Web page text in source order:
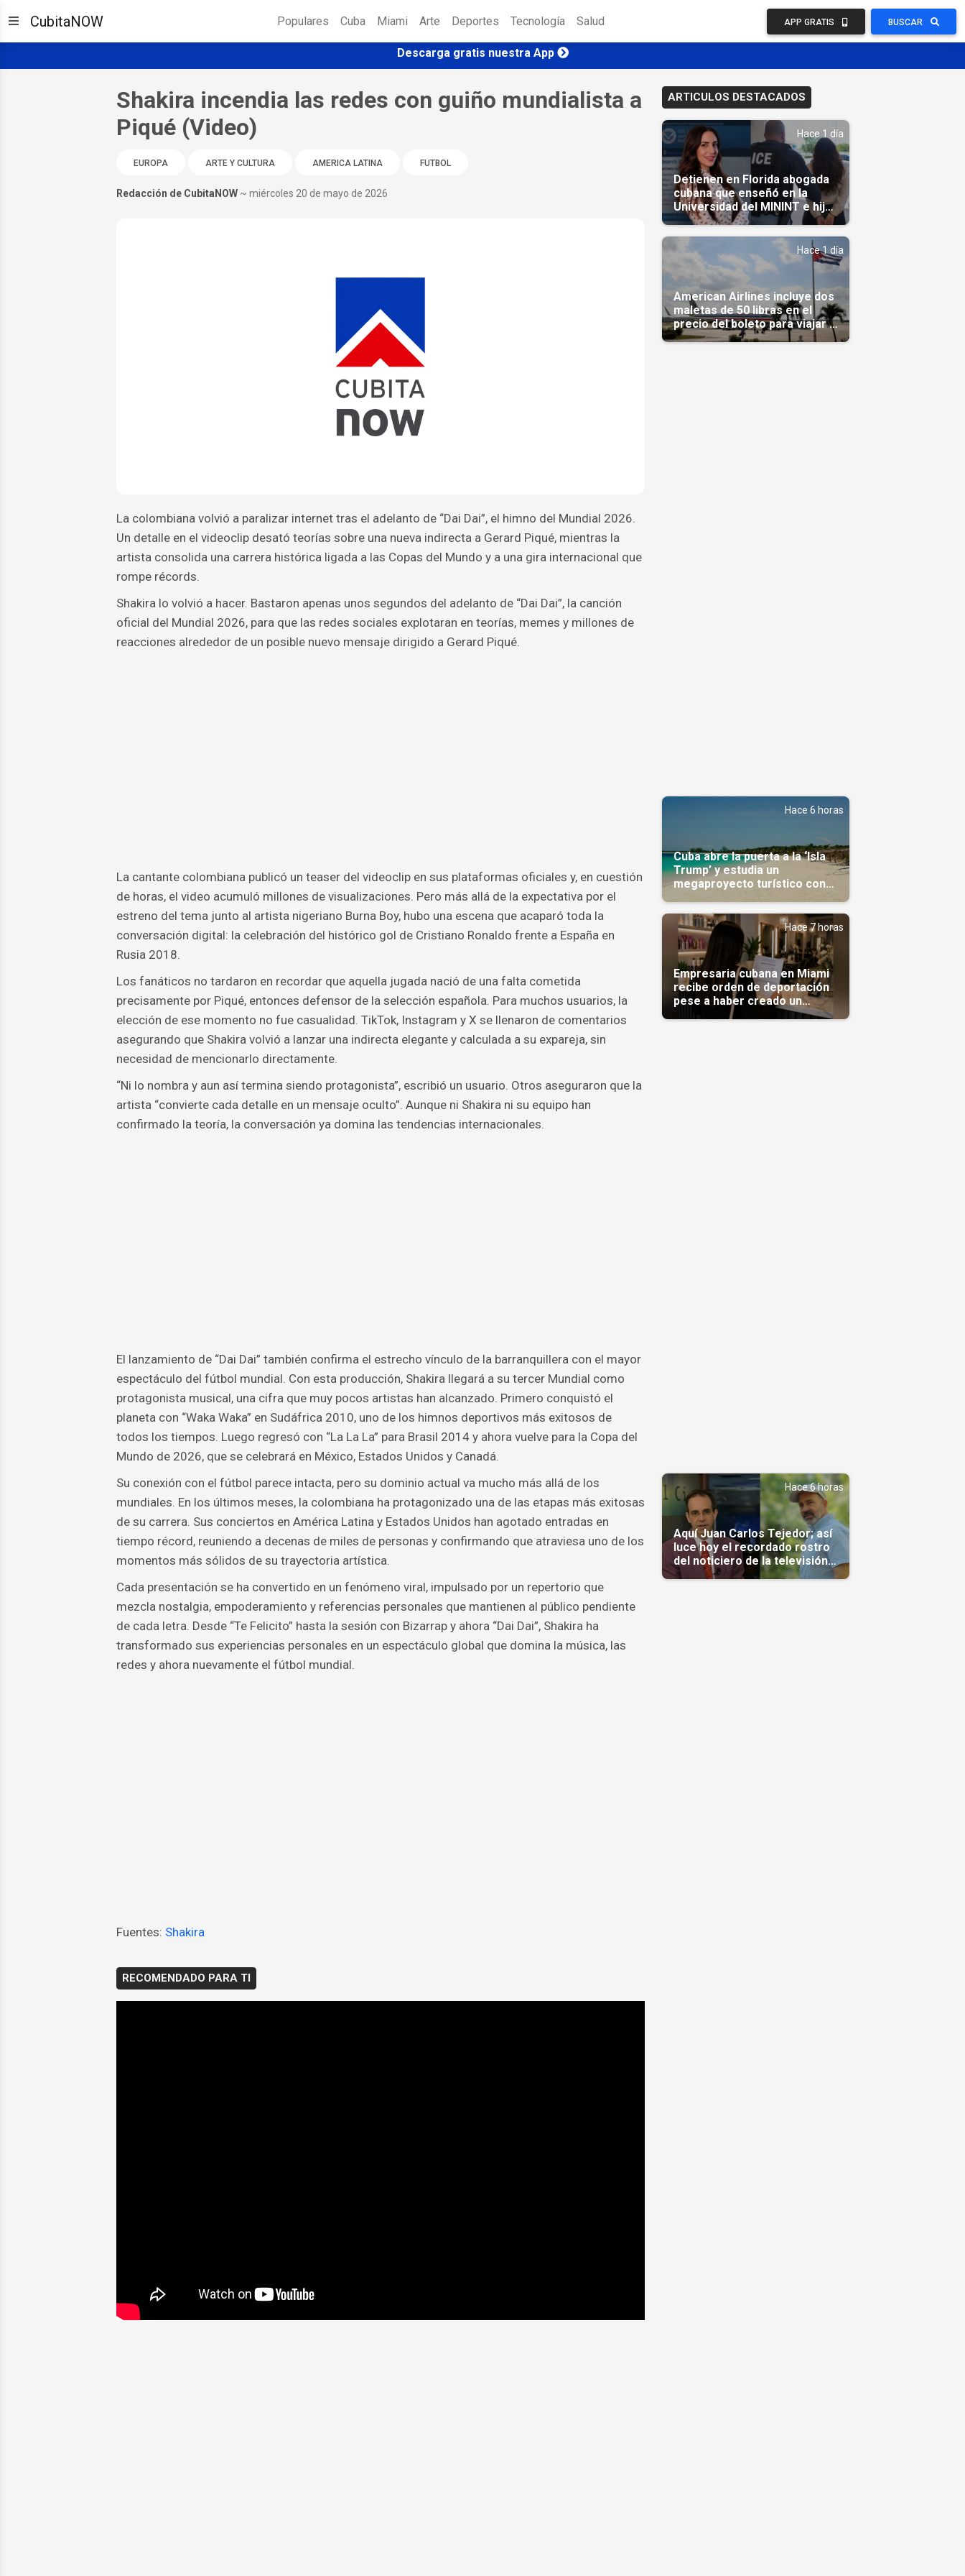
CubitaNOW Populares Cuba Miami Arte Deportes Tecnología Salud APP GRATIS BUSCAR
Descarga gratis nuestra App
Shakira incendia las redes con guiño mundialista a
Piqué (Video)
EUROPA ARTE Y CULTURA AMERICA LATINA FUTBOL
Redacción de CubitaNOW ~ miércoles 20 de mayo de 2026
La colombiana volvió a paralizar internet tras el adelanto de “Dai Dai”, el himno del Mundial 2026.
Un detalle en el videoclip desató teorías sobre una nueva indirecta a Gerard Piqué, mientras la
artista consolida una carrera histórica ligada a las Copas del Mundo y a una gira internacional que
rompe récords.
Shakira lo volvió a hacer. Bastaron apenas unos segundos del adelanto de “Dai Dai”, la canción
oficial del Mundial 2026, para que las redes sociales explotaran en teorías, memes y millones de
reacciones alrededor de un posible nuevo mensaje dirigido a Gerard Piqué.
La cantante colombiana publicó un teaser del videoclip en sus plataformas oficiales y, en cuestión
de horas, el video acumuló millones de visualizaciones. Pero más allá de la expectativa por el
estreno del tema junto al artista nigeriano Burna Boy, hubo una escena que acaparó toda la
conversación digital: la celebración del histórico gol de Cristiano Ronaldo frente a España en
Rusia 2018.
Los fanáticos no tardaron en recordar que aquella jugada nació de una falta cometida
precisamente por Piqué, entonces defensor de la selección española. Para muchos usuarios, la
elección de ese momento no fue casualidad. TikTok, Instagram y X se llenaron de comentarios
asegurando que Shakira volvió a lanzar una indirecta elegante y calculada a su expareja, sin
necesidad de mencionarlo directamente.
“Ni lo nombra y aun así termina siendo protagonista”, escribió un usuario. Otros aseguraron que la
artista “convierte cada detalle en un mensaje oculto”. Aunque ni Shakira ni su equipo han
confirmado la teoría, la conversación ya domina las tendencias internacionales.
El lanzamiento de “Dai Dai” también confirma el estrecho vínculo de la barranquillera con el mayor
espectáculo del fútbol mundial. Con esta producción, Shakira llegará a su tercer Mundial como
protagonista musical, una cifra que muy pocos artistas han alcanzado. Primero conquistó el
planeta con “Waka Waka” en Sudáfrica 2010, uno de los himnos deportivos más exitosos de
todos los tiempos. Luego regresó con “La La La” para Brasil 2014 y ahora vuelve para la Copa del
Mundo de 2026, que se celebrará en México, Estados Unidos y Canadá.
Su conexión con el fútbol parece intacta, pero su dominio actual va mucho más allá de los
mundiales. En los últimos meses, la colombiana ha protagonizado una de las etapas más exitosas
de su carrera. Sus conciertos en América Latina y Estados Unidos han agotado entradas en
tiempo récord, reuniendo a decenas de miles de personas y confirmando que atraviesa uno de los
momentos más sólidos de su trayectoria artística.
Cada presentación se ha convertido en un fenómeno viral, impulsado por un repertorio que
mezcla nostalgia, empoderamiento y referencias personales que mantienen al público pendiente
de cada letra. Desde “Te Felicito” hasta la sesión con Bizarrap y ahora “Dai Dai”, Shakira ha
transformado sus experiencias personales en un espectáculo global que domina la música, las
redes y ahora nuevamente el fútbol mundial.
Fuentes: Shakira
RECOMENDADO PARA TI
ARTICULOS DESTACADOS
Hace 1 día
Detienen en Florida abogada
cubana que enseñó en la
Universidad del MININT e hija
de diplomático cubano
Hace 1 día
American Airlines incluye dos
maletas de 50 libras en el
precio del boleto para viajar a
Cuba en agosto
Hace 6 horas
Cuba abre la puerta a la ‘Isla
Trump’ y estudia un
megaproyecto turístico con
capital árabe
Hace 7 horas
Empresaria cubana en Miami
recibe orden de deportación
pese a haber creado un
Hace 6 horas
Aquí Juan Carlos Tejedor; así
luce hoy el recordado rostro
del noticiero de la televisión
cubana